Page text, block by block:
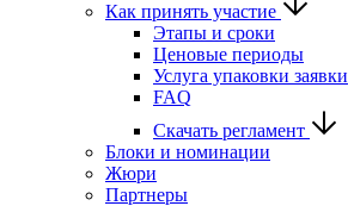
Как принять участие
Этапы и сроки
Ценовые периоды
Услуга упаковки заявки
FAQ
Скачать регламент
Блоки и номинации
Жюри
Партнеры